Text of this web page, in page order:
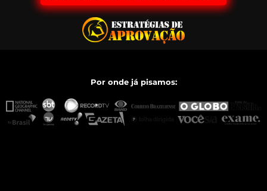
Por onde já pisamos: